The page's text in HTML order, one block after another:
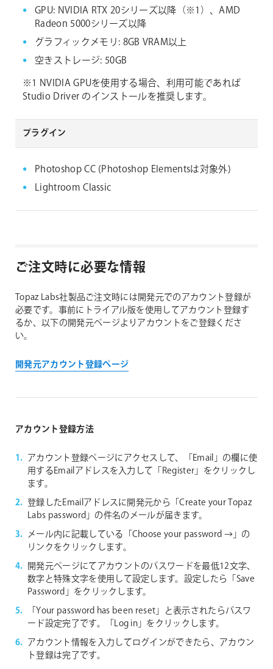
GPU: NVIDIA RTX 20シリーズ以降（※1）、AMD
Radeon 5000シリーズ以降
グラフィックメモリ: 8GB VRAM以上
空きストレージ: 50GB
※1 NVIDIA GPUを使用する場合、利用可能であれば
Studio Driver のインストールを推奨します。
プラグイン
Photoshop CC (Photoshop Elementsは対象外)
Lightroom Classic
ご注文時に必要な情報
Topaz Labs社製品ご注文時には開発元でのアカウント登録が
必要です。事前にトライアル版を使用してアカウント登録す
るか、以下の開発元ページよりアカウントをご登録くださ
い。
開発元アカウント登録ページ
アカウント登録方法
アカウント登録ページにアクセスして、「Email」の欄に使
用するEmailアドレスを入力して「Register」をクリックし
ます。
登録したEmailアドレスに開発元から「Create your Topaz
Labs password」の件名のメールが届きます。
メール内に記載している「Choose your password →」の
リンクをクリックします。
開発元ページにてアカウントのパスワードを最低12文字、
数字と特殊文字を使用して設定します。設定したら「Save
Password」をクリックします。
「Your password has been reset」と表示されたらパスワ
ード設定完了です。「Log in」をクリックします。
アカウント情報を入力してログインができたら、アカウン
ト登録は完了です。